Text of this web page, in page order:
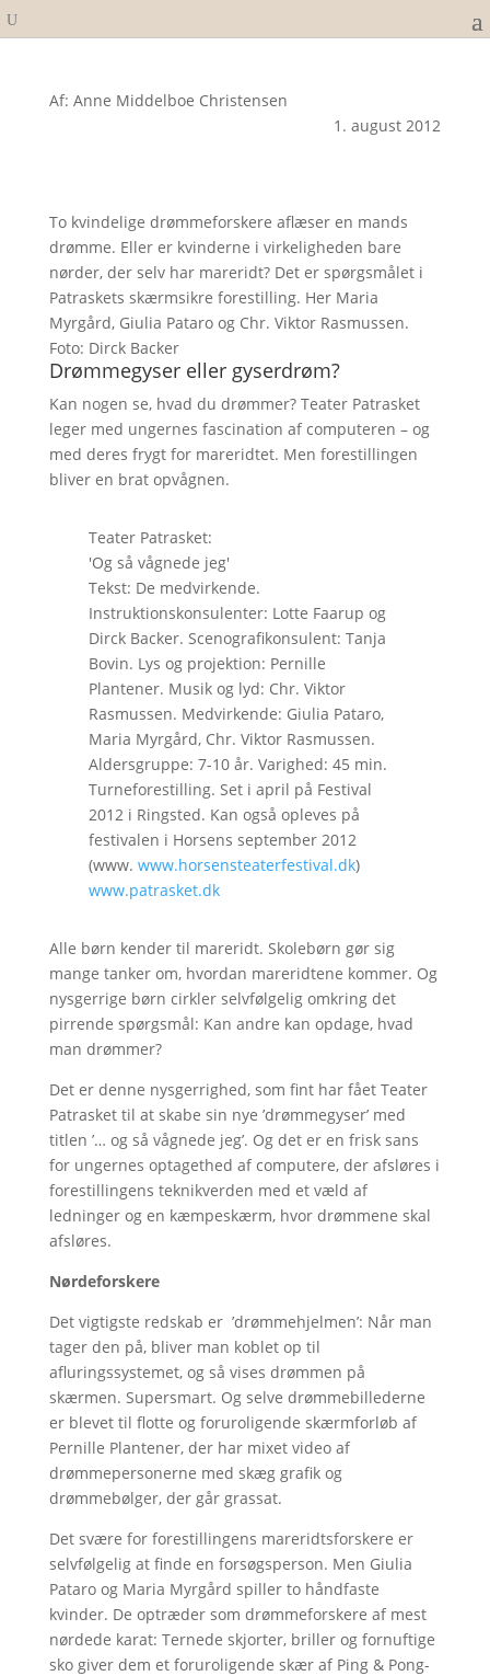
Af: Anne Middelboe Christensen
1. august 2012
To kvindelige drømmeforskere aflæser en mands
drømme. Eller er kvinderne i virkeligheden bare
nørder, der selv har mareridt? Det er spørgsmålet i
Patraskets skærmsikre forestilling. Her Maria
Myrgård, Giulia Pataro og Chr. Viktor Rasmussen.
Foto: Dirck Backer
Drømmegyser eller gyserdrøm?
Kan nogen se, hvad du drømmer? Teater Patrasket
leger med ungernes fascination af computeren – og
med deres frygt for mareridtet. Men forestillingen
bliver en brat opvågnen.
Teater Patrasket:
'Og så vågnede jeg'
Tekst: De medvirkende.
Instruktionskonsulenter: Lotte Faarup og
Dirck Backer. Scenografikonsulent: Tanja
Bovin. Lys og projektion: Pernille
Plantener. Musik og lyd: Chr. Viktor
Rasmussen. Medvirkende: Giulia Pataro,
Maria Myrgård, Chr. Viktor Rasmussen.
Aldersgruppe: 7-10 år. Varighed: 45 min.
Turneforestilling. Set i april på Festival
2012 i Ringsted. Kan også opleves på
festivalen i Horsens september 2012
(www. www.horsensteaterfestival.dk)
www.patrasket.dk
Alle børn kender til mareridt. Skolebørn gør sig
mange tanker om, hvordan mareridtene kommer. Og
nysgerrige børn cirkler selvfølgelig omkring det
pirrende spørgsmål: Kan andre kan opdage, hvad
man drømmer?
Det er denne nysgerrighed, som fint har fået Teater
Patrasket til at skabe sin nye ’drømmegyser’ med
titlen ’… og så vågnede jeg’. Og det er en frisk sans
for ungernes optagethed af computere, der afsløres i
forestillingens teknikverden med et væld af
ledninger og en kæmpeskærm, hvor drømmene skal
afsløres.
Nørdeforskere
Det vigtigste redskab er ’drømmehjelmen’: Når man
tager den på, bliver man koblet op til
afluringssystemet, og så vises drømmen på
skærmen. Supersmart. Og selve drømmebillederne
er blevet til flotte og foruroligende skærmforløb af
Pernille Plantener, der har mixet video af
drømmepersonerne med skæg grafik og
drømmebølger, der går grassat.
Det svære for forestillingens mareridtsforskere er
selvfølgelig at finde en forsøgsperson. Men Giulia
Pataro og Maria Myrgård spiller to håndfaste
kvinder. De optræder som drømmeforskere af mest
nørdede karat: Ternede skjorter, briller og fornuftige
sko giver dem et foruroligende skær af Ping & Pong-